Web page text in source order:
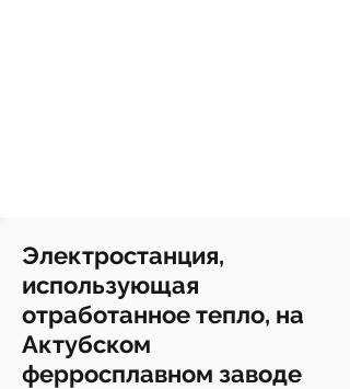
Электростанция,
использующая
отработанное тепло, на
Актубском
ферросплавном заводе